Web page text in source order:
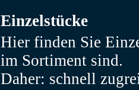
Einzelstücke
Hier finden Sie
im Sortiment sind.
Daher: schnell